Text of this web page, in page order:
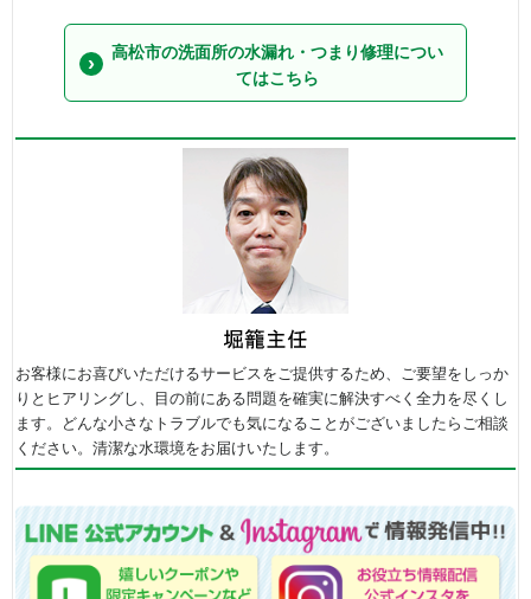
高松市の洗面所の水漏れ・つまり修理につい
てはこちら
お客様にお喜びいただけるサービスをご提供するため、ご要望をしっか
りとヒアリングし、目の前にある問題を確実に解決すべく全力を尽くし
ます。どんな小さなトラブルでも気になることがございましたらご相談
ください。清潔な水環境をお届けいたします。